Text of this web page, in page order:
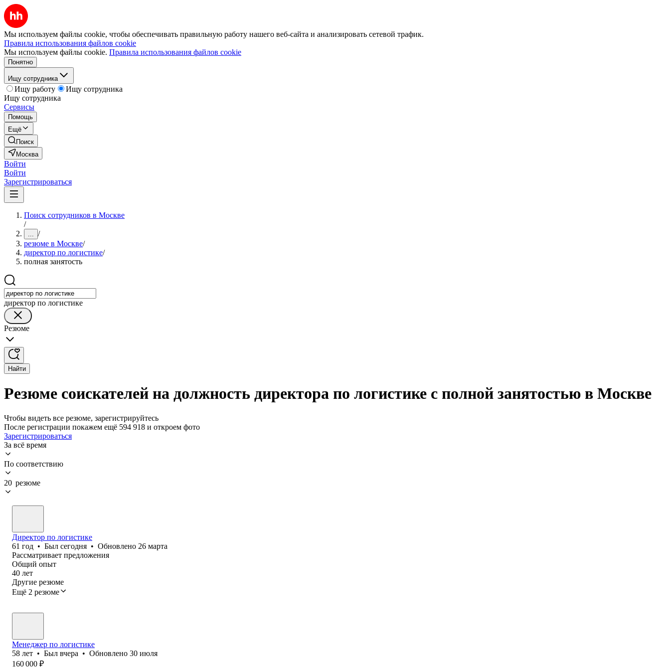
Мы используем файлы cookie, чтобы обеспечивать правильную работу нашего веб-сайта и анализировать сетевой трафик.
Правила использования файлов cookie
Мы используем файлы cookie. Правила использования файлов cookie
Понятно
Ищу сотрудника
Ищу работу
Ищу сотрудника
Ищу сотрудника
Сервисы
Помощь
Ещё
Поиск
Москва
Войти
Войти
Зарегистрироваться
Поиск сотрудников в Москве
/
... /
резюме в Москве/
директор по логистике/
полная занятость
директор по логистике
Резюме
Найти
Резюме соискателей на должность директора по логистике с полной занятостью в Москве
Чтобы видеть все резюме, зарегистрируйтесь
После регистрации покажем ещё 594 918 и откроем фото
Зарегистрироваться
За всё время
По соответствию
20 резюме
Директор по логистике
61 год • Был сегодня • Обновлено 26 марта
Рассматривает предложения
Общий опыт
40 лет
Другие резюме
Ещё 2 резюме
Менеджер по логистике
58 лет • Был вчера • Обновлено 30 июля
160 000 ₽